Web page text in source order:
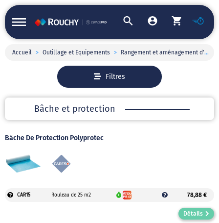
Accueil > Outillage et Equipements > Rangement et aménagement d'atelier
Filtres
Bâche et protection
Bâche De Protection Polyprotec
CAR15 Rouleau de 25 m2 78,88 €
Détails